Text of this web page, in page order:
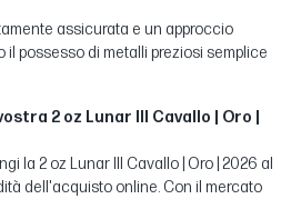
assicurata e un approccio
possesso di metalli preziosi semplice
2 oz Lunar III Cavallo | Oro |
la 2 oz Lunar III Cavallo | Oro | 2026 al
dell'acquisto online. Con il mercato